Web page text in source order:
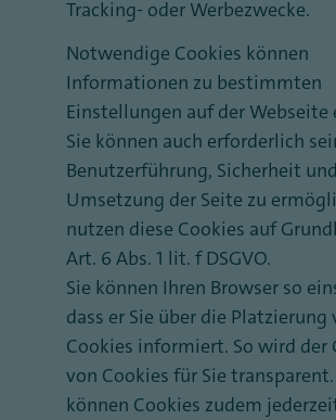
Tracking- oder Werbezwecke.
Notwendige Cookies können
Informationen zu bestimmten
Einstellungen auf der
Sie können auch erforderlich
Benutzerführung, Sicherheit und
Umsetzung der Seite zu
nutzen diese Cookies auf
Art. 6 Abs. 1 lit. f DSGVO.
Sie können Ihren Browser so
dass er Sie über die Platzierung
Cookies informiert. So wird der
von Cookies für Sie transparent.
können Cookies zudem